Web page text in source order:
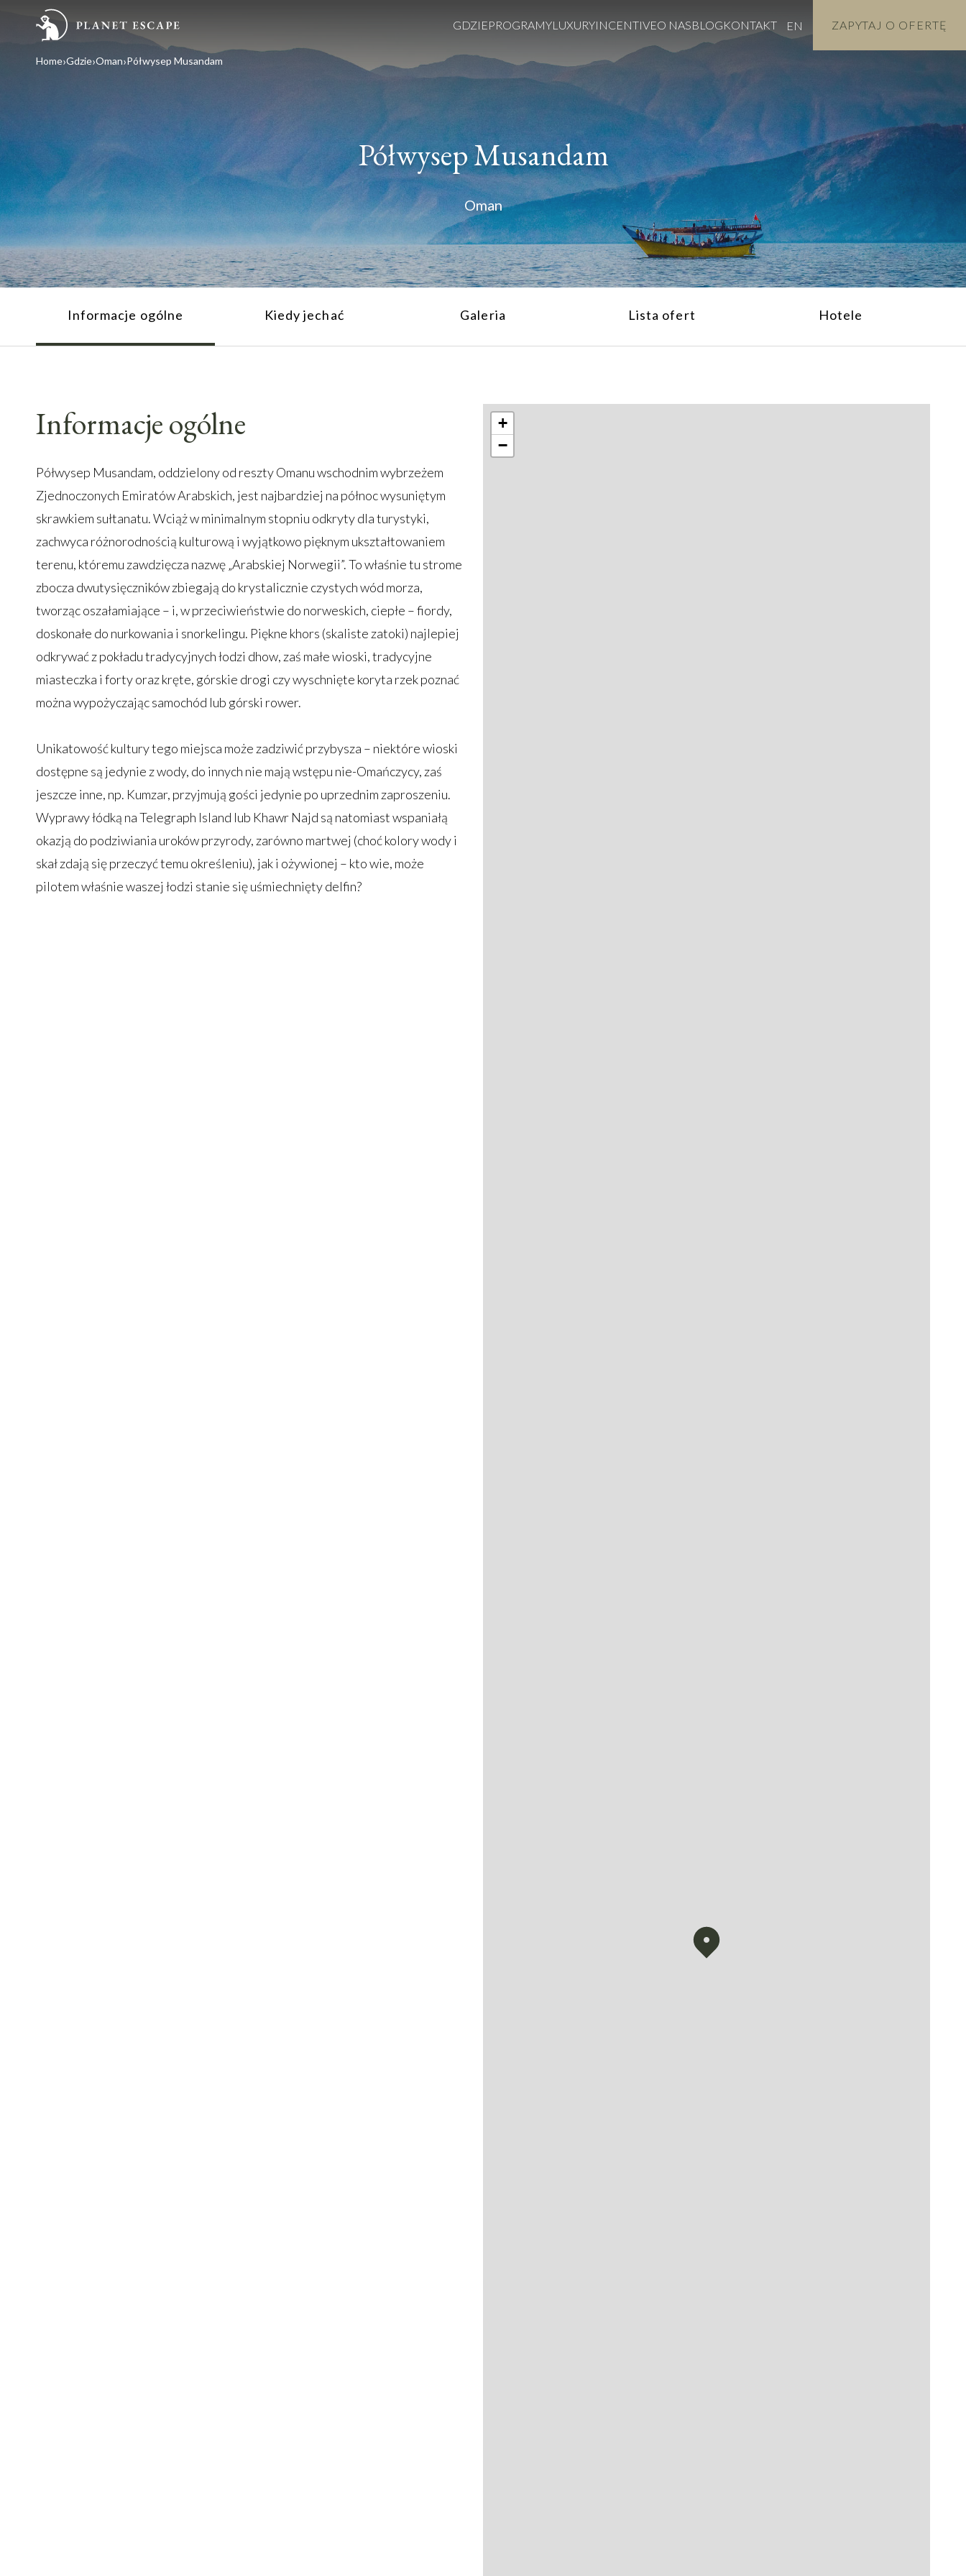
GDZIEPROGRAMYLUXURYINCENTIVEO NASBLOGKONTAKT EN ZAPYTAJ O OFERTĘ
Home Gdzie Oman Półwysep Musandam
Półwysep Musandam
Oman
Informacje ogólne Kiedy jechać Galeria Lista ofert Hotele
Informacje ogólne
Półwysep Musandam, oddzielony od reszty Omanu wschodnim wybrzeżem
Zjednoczonych Emiratów Arabskich, jest najbardziej na północ wysuniętym
skrawkiem sułtanatu. Wciąż w minimalnym stopniu odkryty dla turystyki,
zachwyca różnorodnością kulturową i wyjątkowo pięknym ukształtowaniem
terenu, któremu zawdzięcza nazwę „Arabskiej Norwegii”. To właśnie tu strome
zbocza dwutysięczników zbiegają do krystalicznie czystych wód morza,
tworząc oszałamiające – i, w przeciwieństwie do norweskich, ciepłe – fiordy,
doskonałe do nurkowania i snorkelingu. Piękne khors (skaliste zatoki) najlepiej
odkrywać z pokładu tradycyjnych łodzi dhow, zaś małe wioski, tradycyjne
miasteczka i forty oraz kręte, górskie drogi czy wyschnięte koryta rzek poznać
można wypożyczając samochód lub górski rower.
Unikatowość kultury tego miejsca może zadziwić przybysza – niektóre wioski
dostępne są jedynie z wody, do innych nie mają wstępu nie-Omańczycy, zaś
jeszcze inne, np. Kumzar, przyjmują gości jedynie po uprzednim zaproszeniu.
Wyprawy łódką na Telegraph Island lub Khawr Najd są natomiast wspaniałą
okazją do podziwiania uroków przyrody, zarówno martwej (choć kolory wody i
skał zdają się przeczyć temu określeniu), jak i ożywionej – kto wie, może
pilotem właśnie waszej łodzi stanie się uśmiechnięty delfin?
+
−